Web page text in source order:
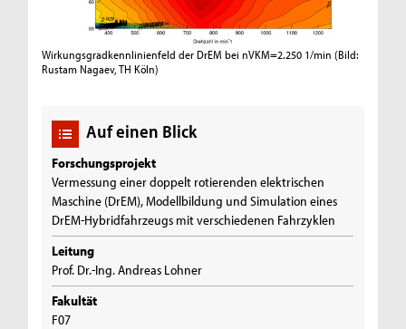
Wirkungsgradkennlinienfeld der DrEM bei nVKM=2.250 1/min(Bild:
Rustam Nagaev, TH Köln)
Auf einen Blick
Forschungsprojekt
Vermessung einer doppelt rotierenden elektrischen
Maschine (DrEM), Modellbildung und Simulation eines
DrEM-Hybridfahrzeugs mit verschiedenen Fahrzyklen
Leitung
Prof. Dr.-Ing. Andreas Lohner
Fakultät
F07